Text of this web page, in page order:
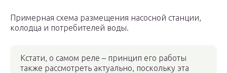
Примерная схема размещения насосной станции,
колодца и потребителей воды.
Кстати, о самом реле – принцип его работы
также рассмотреть актуально, поскольку эта